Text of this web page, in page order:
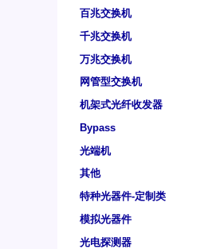
百兆交换机
千兆交换机
万兆交换机
网管型交换机
机架式光纤收发器
Bypass
光端机
其他
特种光器件-定制类
模拟光器件
光电探测器